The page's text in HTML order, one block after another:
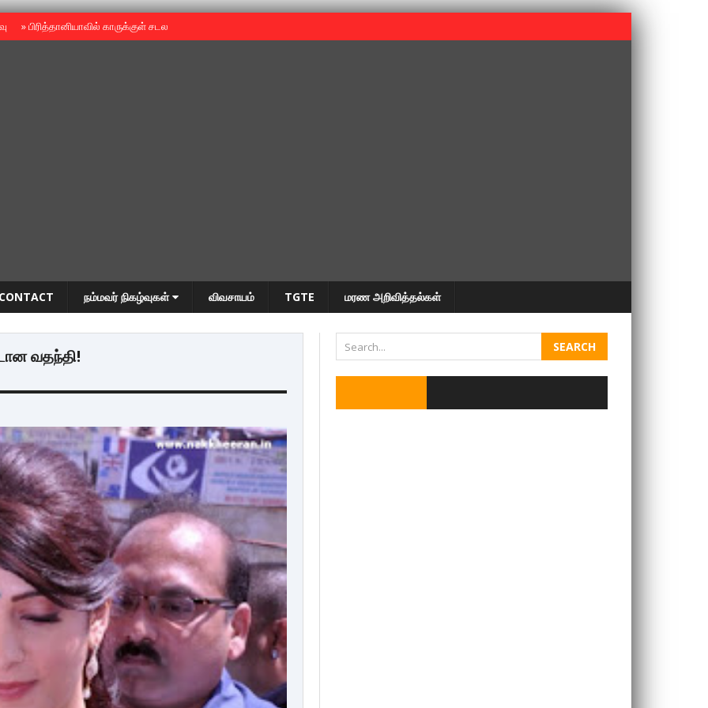
»பிரித்தானியாவில் காருக்குள் சடலம் -தமிழருடையதா ?
CONTACT நம்மவர் நிகழ்வுகள் விவசாயம் TGTE மரண அறிவித்தல்கள்
வதந்தி!